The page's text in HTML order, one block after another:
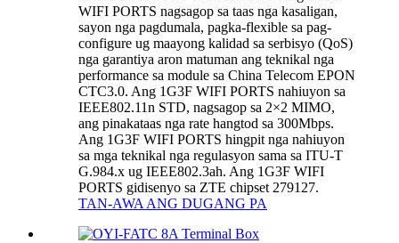
WIFI PORTS nagsagop sa taas nga kasaligan,
sayon ​​nga pagdumala, pagka-flexible sa pag-
configure ug maayong kalidad sa serbisyo (QoS)
nga garantiya aron matuman ang teknikal nga
performance sa module sa China Telecom EPON
CTC3.0. Ang 1G3F WIFI PORTS nahiuyon sa
IEEE802.11n STD, nagsagop sa 2×2 MIMO,
ang pinakataas nga rate hangtod sa 300Mbps.
Ang 1G3F WIFI PORTS hingpit nga nahiuyon
sa mga teknikal nga regulasyon sama sa ITU-T
G.984.x ug IEEE802.3ah. Ang 1G3F WIFI
PORTS gidisenyo sa ZTE chipset 279127.
TAN-AWA ANG DUGANG PA